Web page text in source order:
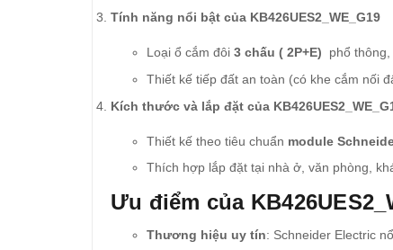
Tính năng nổi bật của KB426UES2_WE_G19
Loại ổ cắm đôi 3 chấu ( 2P+E) phổ
Thiết kế tiếp đất an toàn (có khe cắm nối
Kích thước và lắp đặt của
Thiết kế theo tiêu chuẩn module
Thích hợp lắp đặt tại nhà ở, văn phòng,
Ưu điểm của
Thương hiệu uy tín: Schneider Electric